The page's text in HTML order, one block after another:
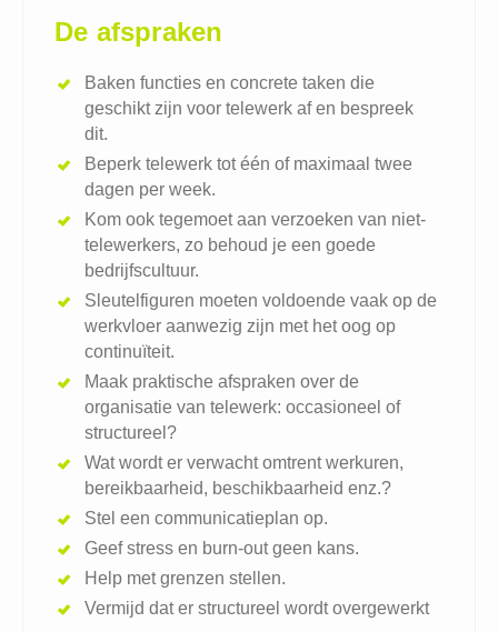
De afspraken
Baken functies en concrete taken die
geschikt zijn voor telewerk af en bespreek
dit.
Beperk telewerk tot één of maximaal twee
dagen per week.
Kom ook tegemoet aan verzoeken van niet-
telewerkers, zo behoud je een goede
bedrijfscultuur.
Sleutelfiguren moeten voldoende vaak op de
werkvloer aanwezig zijn met het oog op
continuïteit.
Maak praktische afspraken over de
organisatie van telewerk: occasioneel of
structureel?
Wat wordt er verwacht omtrent werkuren,
bereikbaarheid, beschikbaarheid enz.?
Stel een communicatieplan op.
Geef stress en burn-out geen kans.
Help met grenzen stellen.
Vermijd dat er structureel wordt overgewerkt